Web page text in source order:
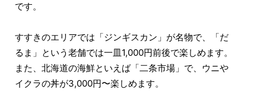
です。
すすきのエリアでは「ジンギスカン」が名物で、「だ
るま」という老舗では一皿1,000円前後で楽しめます。
また、北海道の海鮮といえば「二条市場」で、ウニや
イクラの丼が3,000円〜楽しめます。